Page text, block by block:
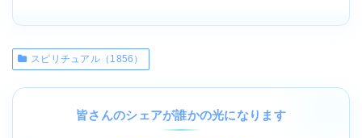
スピリチュアル（1856）
皆さんのシェアが誰かの光になります